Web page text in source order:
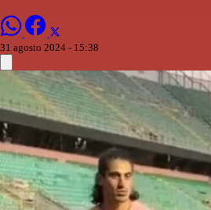
31 agosto 2024 - 15:38